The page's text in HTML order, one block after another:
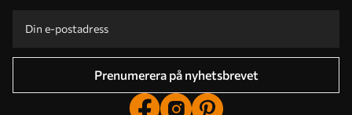
Prenumerera på nyhetsbrevet